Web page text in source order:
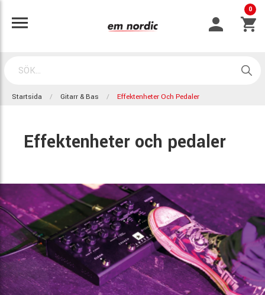
0
Startsida Gitarr & Bas Effektenheter Och Pedaler
Effektenheter och pedaler